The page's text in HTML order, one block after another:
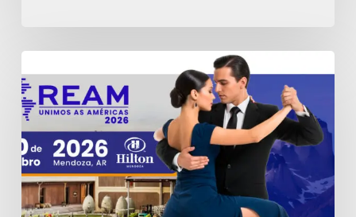
regressiva
para
a
REAM
2026:
garanta